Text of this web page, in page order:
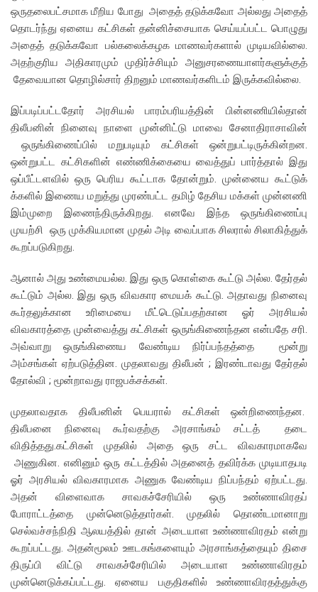
ஒருதலைபட்சமாக மீறிய போது அதைத் தடுக்கவோ அல்லது அதைத்
தொடர்ந்து ஏனைய கட்சிகள் தன்னிச்சையாக செய்யப்பட்ட பொழுது
அதைத் தடுக்கவோ பல்கலைக்கழக மாணவர்களால் முடியவில்லை.
அதற்குரிய அதிகாரமும் முதிர்ச்சியும் அனுசரணையாளர்களுக்குத்
தேவையான தொழில்சார் திறனும் மாணவர்களிடம் இருக்கவில்லை.
இப்படிப்பட்டதோர் அரசியல் பாரம்பரியத்தின் பின்னணியில்தான்
திலீபனின் நினைவு நாளை முன்னிட்டு மாவை சேனாதிராசாவின்
ஒருங்கிணைப்பில் மறுபடியும் கட்சிகள் ஒன்றுபட்டிருக்கின்றன.
ஒன்றுபட்ட கட்சிகளின் எண்ணிக்கையை வைத்துப் பார்த்தால் இது
ஒப்பீட்டளவில் ஒரு பெரிய கூட்டாக தோன்றும். முன்னைய கூட்டுக்
க்களில் இணைய மறுத்து முரண்பட்ட தமிழ் தேசிய மக்கள் முன்னணி
இம்முறை இணைந்திருக்கிறது. எனவே இந்த ஒருங்கிணைப்பு
முயற்சி ஒரு முக்கியமான முதல் அடி வைப்பாக சிலரால் சிலாகித்துக்
கூறப்படுகிறது.
ஆனால் அது உண்மையல்ல. இது ஒரு கொள்கை கூட்டு அல்ல. தேர்தல்
கூட்டும் அல்ல. இது ஒரு விவகார மையக் கூட்டு. அதாவது நினைவு
கூர்தலுக்கான உரிமையை மீட்டெடுப்பதற்கான ஓர் அரசியல்
விவகாரத்தை முன்வைத்து கட்சிகள் ஒருங்கிணைந்தன என்பதே சரி.
அவ்வாறு ஒருங்கிணைய வேண்டிய நிர்ப்பந்தத்தை மூன்று
அம்சங்கள் ஏற்படுத்தின. முதலாவது திலீபன் ; இரண்டாவது தேர்தல்
தோல்வி ; மூன்றாவது ராஜபக்சக்கள்.
முதலாவதாக திலீபனின் பெயரால் கட்சிகள் ஒன்றிணைந்தன.
திலீபனை நினைவு கூர்வதற்கு அரசாங்கம் சட்டத் தடை
விதித்தது.கட்சிகள் முதலில் அதை ஒரு சட்ட விவகாரமாகவே
அணுகின. எனினும் ஒரு கட்டத்தில் அதனைத் தவிர்க்க முடியாதபடி
ஓர் அரசியல் விவகாரமாக அணுக வேண்டிய நிப்பந்தம் ஏற்பட்டது.
அதன் விளைவாக சாவகச்சேரியில் ஒரு உண்ணாவிரதப்
போராட்டத்தை முன்னெடுத்தார்கள். முதலில் தொண்டமானாறு
செல்வச்சந்நிதி ஆலயத்தில் தான் அடையாள உண்ணாவிரதம் என்று
கூறப்பட்டது. அதன்மூலம் ஊடகங்களையும் அரசாங்கத்தையும் திசை
திருப்பி விட்டு சாவகச்சேரியில் அடையாள உண்ணாவிரதம்
முன்னெடுக்கப்பட்டது. ஏனைய பகுதிகளில் உண்ணாவிரதத்துக்கு